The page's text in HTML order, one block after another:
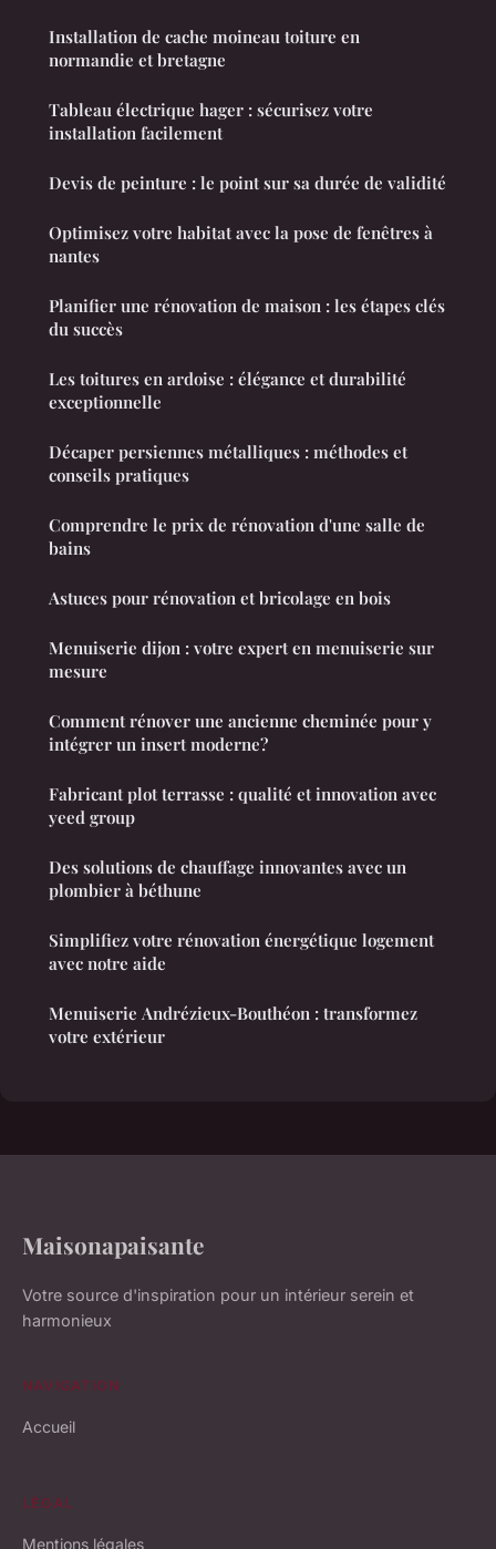
Installation de cache moineau toiture en
normandie et bretagne
Tableau électrique hager : sécurisez votre
installation facilement
Devis de peinture : le point sur sa durée de validité
Optimisez votre habitat avec la pose de fenêtres à
nantes
Planifier une rénovation de maison : les étapes clés
du succès
Les toitures en ardoise : élégance et durabilité
exceptionnelle
Décaper persiennes métalliques : méthodes et
conseils pratiques
Comprendre le prix de rénovation d'une salle de
bains
Astuces pour rénovation et bricolage en bois
Menuiserie dijon : votre expert en menuiserie sur
mesure
Comment rénover une ancienne cheminée pour y
intégrer un insert moderne?
Fabricant plot terrasse : qualité et innovation avec
yeed group
Des solutions de chauffage innovantes avec un
plombier à béthune
Simplifiez votre rénovation énergétique logement
avec notre aide
Menuiserie Andrézieux-Bouthéon : transformez
votre extérieur
Maisonapaisante
Votre source d'inspiration pour un intérieur serein et
harmonieux
NAVIGATION
Accueil
LÉGAL
Mentions légales